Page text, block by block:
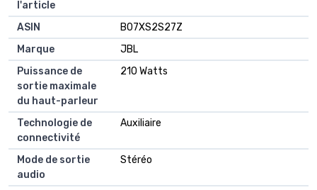
l'article
ASIN
B07XS2S27Z
Marque
JBL
Puissance de
sortie maximale
du haut-parleur
210 Watts
Technologie de
connectivité
Auxiliaire
Mode de sortie
audio
Stéréo